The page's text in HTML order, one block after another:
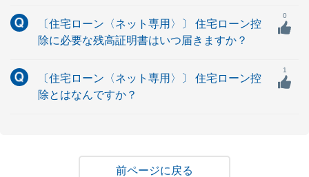
〔住宅ローン〈ネット専用〉〕 住宅ローン控
除に必要な残高証明書はいつ届きますか？
0
〔住宅ローン〈ネット専用〉〕 住宅ローン控
除とはなんですか？
1
戻る